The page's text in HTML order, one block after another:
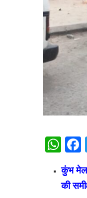
कुंभ
की